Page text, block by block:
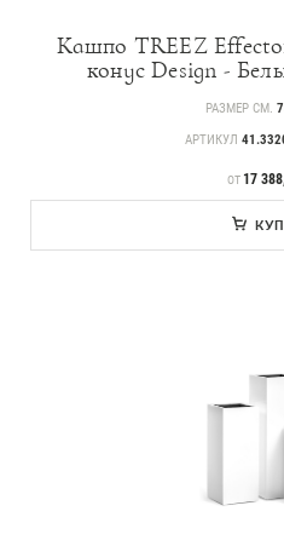
Кашпо TREEZ
конус Design -
РАЗМЕР СМ.
АРТИКУЛ
ЦЕНА
ОТ 17
Растения, кусты, мох и
Ампельные растения 70
Дизайнерские
Цветы 123
Алфавитный указатель